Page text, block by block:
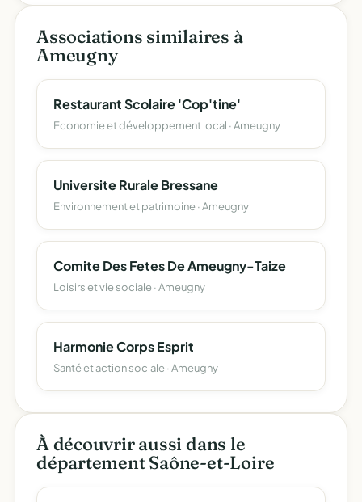
Associations similaires à
Ameugny
Restaurant Scolaire 'Cop'tine'
Economie et développement local · Ameugny
Universite Rurale Bressane
Environnement et patrimoine · Ameugny
Comite Des Fetes De Ameugny-Taize
Loisirs et vie sociale · Ameugny
Harmonie Corps Esprit
Santé et action sociale · Ameugny
À découvrir aussi dans le
département Saône-et-Loire